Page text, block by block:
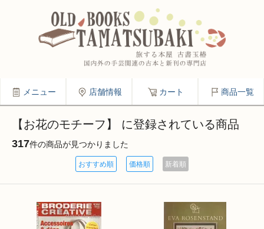
メニュー 店舗情報 カート 商品一覧
【お花のモチーフ】 に登録されている商品
317件の商品が見つかりました
おすすめ順 価格順 新着順